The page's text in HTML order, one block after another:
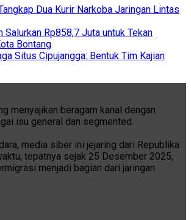
Dua Kurir Narkoba Jaringan Lintas
Salurkan Rp858,7 Juta untuk Tekan
Bontang
Situs Cipujangga: Bentuk Tim Kajian
menyajikan beragam kanal dengan
isu general dan segmented.
media siber ini jejaring dari Republika
tepatnya sejak 25 Desember 2025,
menjadi bagian dari jaringan